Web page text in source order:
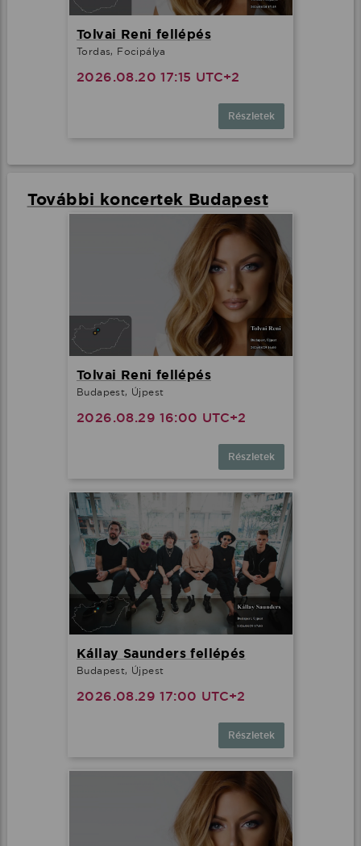
Tolvai Reni fellépés
Tordas, Focipálya
2026.08.20 17:15 UTC+2
Részletek
További koncertek Budapest
Tolvai Reni fellépés
Budapest, Újpest
2026.08.29 16:00 UTC+2
Részletek
Kállay Saunders fellépés
Budapest, Újpest
2026.08.29 17:00 UTC+2
Részletek